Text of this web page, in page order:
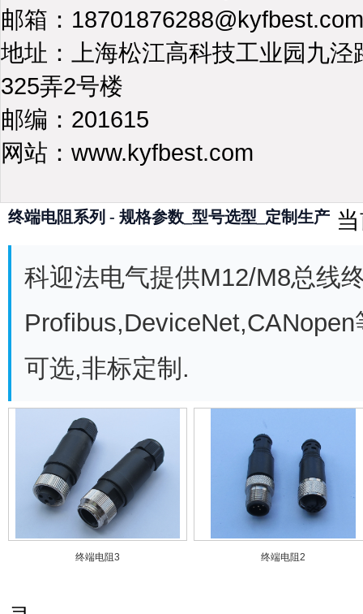
邮箱：18701876288@kyfbest.com
地址：上海松江高科技工业园九泾
325弄2号楼
邮编：201615
网站：www.kyfbest.com
终端电阻系列 - 规格参数_型号选型_定制生产
科迎法电气提供M12/M8总线
可选,非标定制.
终端电阻3 终端电阻2